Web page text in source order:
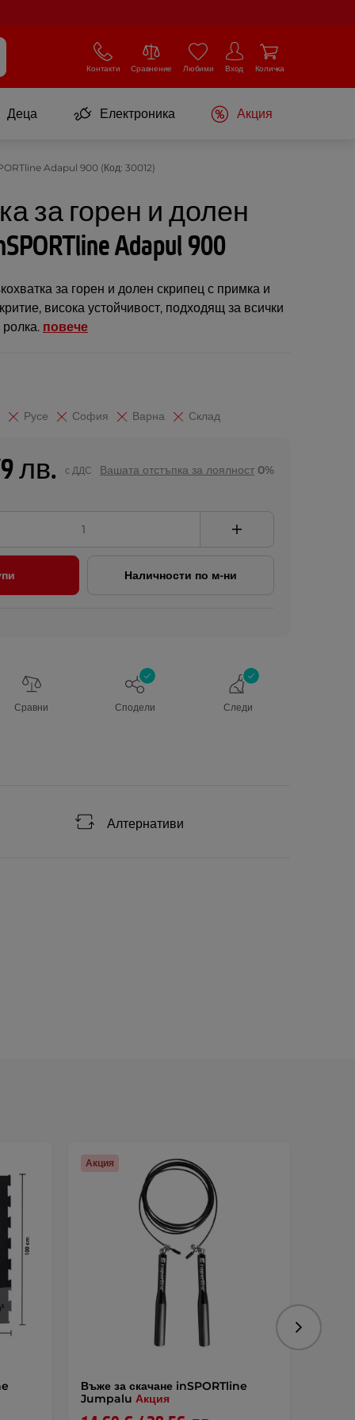
Контакти Сравнение Любими Вход Количка
Деца Електроника Акция
Adapul 900 (Код: 30012)
за горен и долен
Adapul 900
за горен и долен скрипец с примка и
висока устойчивост, подходящ за всички
повече
Русе София Варна Склад
лв. с ДДС Вашата отстъпка за лоялност 0%
Наличности по м-ни
Сравни Сподели Следи
Алтернативи
Въже за скачане inSPORTline
Jumpalu Акция
Акция
Следваща